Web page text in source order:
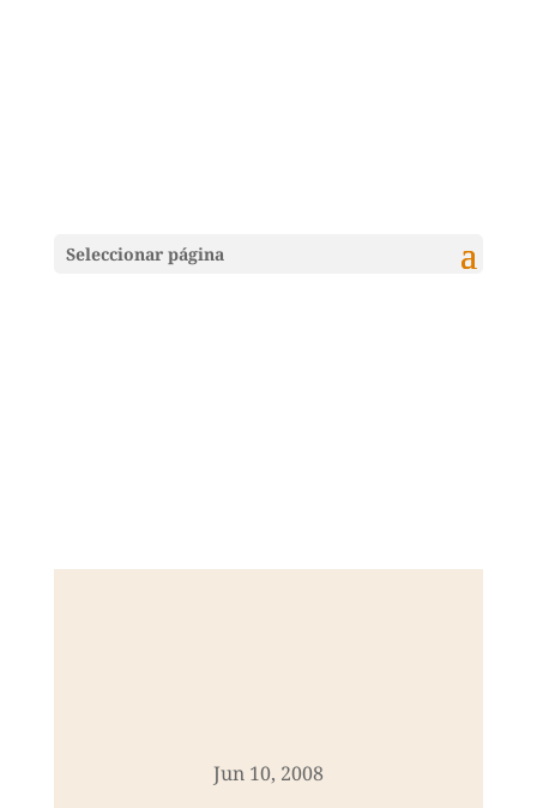
Seleccionar página
Jun 10, 2008